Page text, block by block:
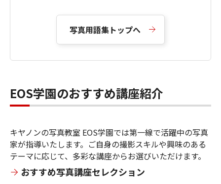
写真用語集トップへ
EOS学園のおすすめ講座紹介
キヤノンの写真教室 EOS学園では第一線で活躍中の写真
家が指導いたします。ご自身の撮影スキルや興味のある
テーマに応じて、多彩な講座からお選びいただけます。
おすすめ写真講座セレクション